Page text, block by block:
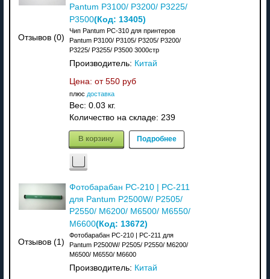
Отзывов (0)
Pantum P3100/ P3200/ P3225/
P3500(Код: 13405)
Чип Pantum PC-310 для принтеров
Pantum P3100/ P3105/ P3205/ P3200/
P3225/ P3255/ P3500 3000стр
Производитель: Китай
Цена: от 550 руб
плюс доставка
Вес: 0.03 кг.
Количество на складе: 239
В корзину Подробнее
Отзывов (1)
Фотобарабан PC-210 | PC-211
для Pantum P2500W/ P2505/
P2550/ M6200/ M6500/ M6550/
M6600(Код: 13672)
Фотобарабан PC-210 | PC-211 для
Pantum P2500W/ P2505/ P2550/ M6200/
M6500/ M6550/ M6600
Производитель: Китай